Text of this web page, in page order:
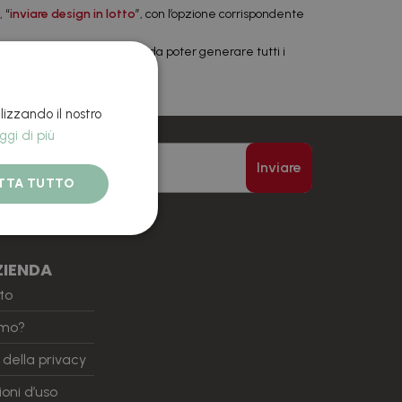
“inviare design in lotto”, con l’opzione corrispondente
di base e l’Excel in modo da poter generare tutti i
Inviare
della privacy
d’uso
il nostro
di più
TUTTO